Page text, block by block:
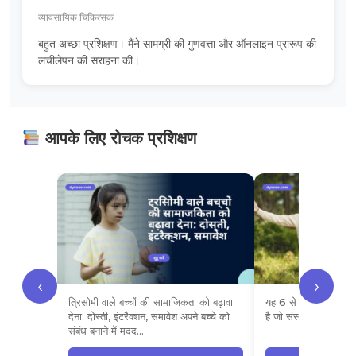
व्यावसायिक चिकित्सक
बहुत अच्छा प्रशिक्षण। मैंने सामग्री की गुणवत्ता और ऑनलाइन प्रारूप की
लचीलेपन की सराहना की।
आपके लिए रोचक प्रशिक्षण
‹
त्रिसोमी वाले बच्चों की सामाजिकता को बढ़ावा
देना: दोस्ती, इंटरैक्शन, समावेश अपने बच्चे को
संबंध बनाने में मदद…
यह 6 से 7 घंटे का
है जो संस्थान या घर पर
›